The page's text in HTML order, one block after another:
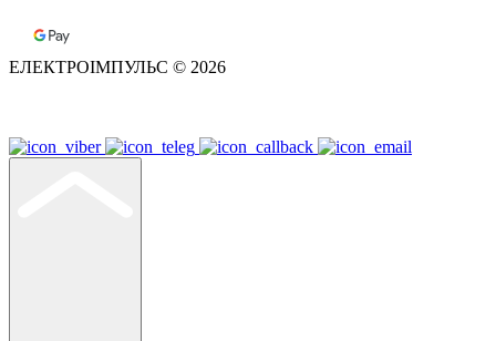
ЕЛЕКТРОІМПУЛЬС © 2026